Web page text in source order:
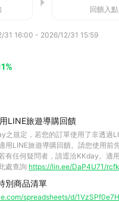
回饋入點
31 16:00 - 2026/12/31 15:59
LINE旅遊導購回饋
之規定，若您的訂單使用了非透過
用LINE旅遊導購回饋。請您使用前
有任何疑問者，請逕洽KKday。適
處查詢 https://lin.ee/DaP4U71/rcfk
別商品清單
spreadsheets/d/